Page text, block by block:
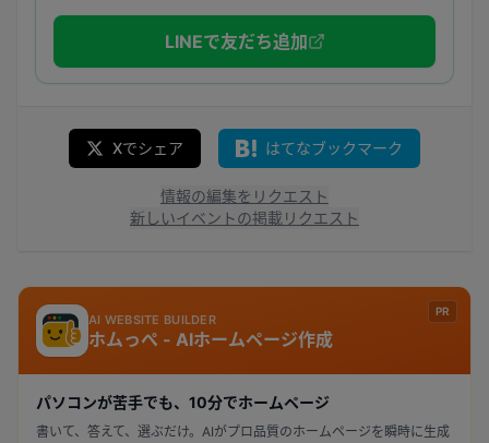
LINEで友だち追加
Xでシェア はてなブックマーク
情報の編集をリクエスト
新しいイベントの掲載リクエスト
PR
AI WEBSITE BUILDER
ホムっぺ - AIホームページ作成
パソコンが苦手でも、10分でホームページ
書いて、答えて、選ぶだけ。AIがプロ品質のホームページを瞬時に生成